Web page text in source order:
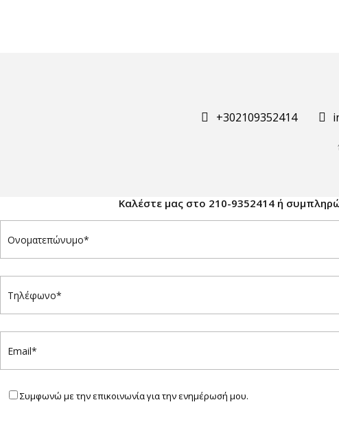
+302109352414
Καλέστε μας στο 210-9352414 ή
Συμφωνώ με την επικοινωνία για την ενημέρωσή μου.